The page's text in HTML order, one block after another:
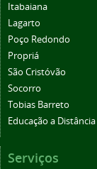
Itabaiana
Lagarto
Poço Redondo
Propriá
São Cristóvão
Socorro
Tobias Barreto
Educação a Distância
Serviços